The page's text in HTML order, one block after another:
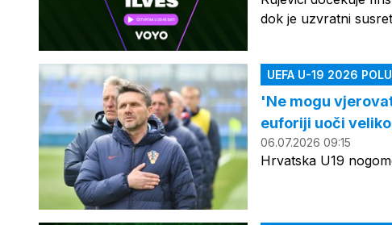
dok je uzvratni
UEFA U-19 2026
'Ne mogu
euforiji uoči
06.07.2026 09:15
Hrvatska U19